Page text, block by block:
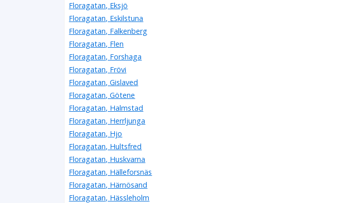
Floragatan, Eksjö
Floragatan, Eskilstuna
Floragatan, Falkenberg
Floragatan, Flen
Floragatan, Forshaga
Floragatan, Frövi
Floragatan, Gislaved
Floragatan, Götene
Floragatan, Halmstad
Floragatan, Herrljunga
Floragatan, Hjo
Floragatan, Hultsfred
Floragatan, Huskvarna
Floragatan, Hälleforsnäs
Floragatan, Härnösand
Floragatan, Hässleholm